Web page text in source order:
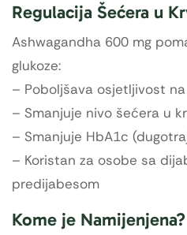
Regulacija Šećera u
Ashwagandha 600 mg
glukoze:
– Poboljšava osjetljivost
– Smanjuje nivo šećera u
– Smanjuje HbA1c
– Koristan za osobe sa
predijabesom
Kome je Namijenjena?